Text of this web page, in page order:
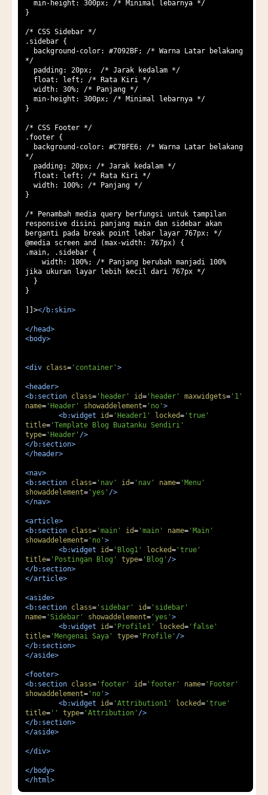
}
/* CSS Sidebar */
.sidebar {
*/
}
/* CSS Footer */
.footer {
*/
}
/* Penambah media query berfungsi untuk tampilan
responsive disini panjang main dan sidebar akan
berganti pada break point lebar layar 767px: */
@media screen and (max-width: 767px) {
.main, .sidebar {
jika ukuran layar lebih kecil dari 767px */
}
]]></b:skin>
</head>
<body>
<div class= 'container' >
<header>
<b:section class= 'header' id= 'header' maxwidgets= '1'
name= 'Header' showaddelement= 'no' >
<b:widget
id= 'Header1' locked= 'true'
title= 'Template Blog Buatanku Sendiri'
type= 'Header' />
</b:section>
</header>
<nav>
<b:section class= 'nav' id= 'nav' name= 'Menu'
showaddelement= 'yes' />
</nav>
<article>
<b:section class= 'main' id= 'main' name= 'Main'
showaddelement= 'no' >
<b:widget
id= 'Blog1' locked= 'true'
title= 'Postingan Blog' type= 'Blog' />
</b:section>
</article>
<aside>
<b:section class= 'sidebar' id= 'sidebar'
name= 'Sidebar' showaddelement= 'yes' >
<b:widget
id= 'Profile1' locked= 'false'
title= 'Mengenai Saya' type= 'Profile' />
</b:section>
</aside>
<footer>
<b:section class= 'footer' id= 'footer' name= 'Footer'
showaddelement= 'no' >
<b:widget
id= 'Attribution1' locked= 'true'
title= '' type= 'Attribution' />
</b:section>
</aside>
</div>
</body>
</html>